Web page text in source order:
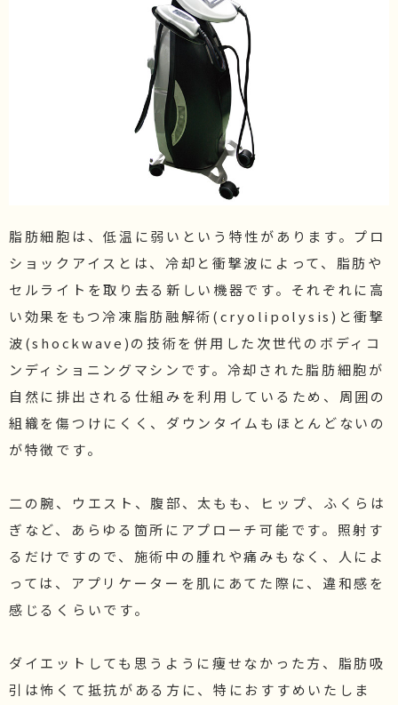
脂肪細胞は、低温に弱いという特性があります。プロ
ショックアイスとは、冷却と衝撃波によって、脂肪や
セルライトを取り去る新しい機器です。それぞれに高
い効果をもつ冷凍脂肪融解術(cryolipolysis)と衝撃
波(shockwave)の技術を併用した次世代のボディコ
ンディショニングマシンです。冷却された脂肪細胞が
自然に排出される仕組みを利用しているため、周囲の
組織を傷つけにくく、ダウンタイムもほとんどないの
が特徴です。
二の腕、ウエスト、腹部、太もも、ヒップ、ふくらは
ぎなど、あらゆる箇所にアプローチ可能です。照射す
るだけですので、施術中の腫れや痛みもなく、人によ
っては、アプリケーターを肌にあてた際に、違和感を
感じるくらいです。
ダイエットしても思うように痩せなかった方、脂肪吸
引は怖くて抵抗がある方に、特におすすめいたしま